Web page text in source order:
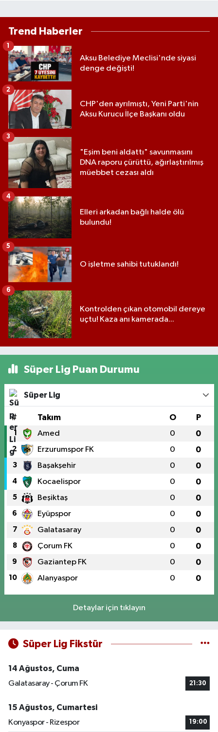
Trend Haberler
Aksu Belediye Meclisi'nde siyasi
denge değişti!
1
CHP'den ayrılmıştı, Yeni Parti'nin
Aksu Kurucu İlçe Başkanı oldu
2
"Eşim beni aldattı" savunmasını
DNA raporu çürüttü, ağırlaştırılmış
müebbet cezası aldı
3
Elleri arkadan bağlı halde ölü
bulundu!
4
O işletme sahibi tutuklandı!
5
Kontrolden çıkan otomobil dereye
uçtu! Kaza anı kamerada...
6
Süper Lig Puan Durumu
Süper Lig
# Takım O P
1 Amed 0 0
2 Erzurumspor FK 0 0
3 Başakşehir 0 0
4 Kocaelispor 0 0
5 Beşiktaş 0 0
6 Eyüpspor 0 0
7 Galatasaray 0 0
8 Çorum FK 0 0
9 Gaziantep FK 0 0
10 Alanyaspor 0 0
Detaylar için tıklayın
Süper Lig Fikstür
14 Ağustos, Cuma
Galatasaray - Çorum FK
21:30
15 Ağustos, Cumartesi
Konyaspor - Rizespor
19:00